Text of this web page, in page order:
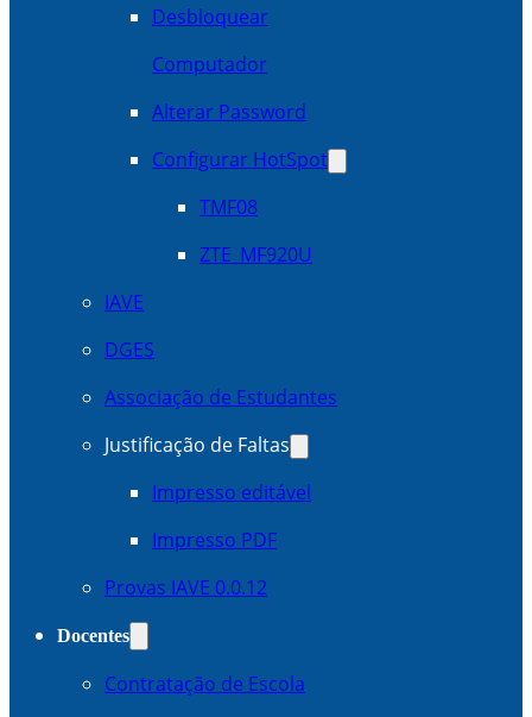
Desbloquear
Computador
Alterar Password
Configurar HotSpot
TMF08
ZTE_MF920U
IAVE
DGES
Associação de Estudantes
Justificação de Faltas
Impresso editável
Impresso PDF
Provas IAVE 0.0.12
Docentes
Contratação de Escola